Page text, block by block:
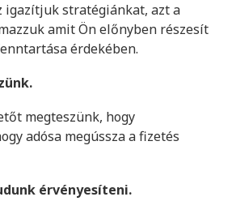
igazítjuk stratégiánkat, azt a
amit Ön előnyben részesít
érdekében.
megteszünk, hogy
adósa megússza a fizetés
érvényesíteni.